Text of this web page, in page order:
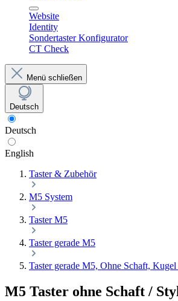
Website
Identity
Sondertaster Konfigurator
CT Check
Menü schließen
Deutsch
Deutsch
English
Taster & Zubehör
M5 System
Taster M5
Taster gerade M5
Taster gerade M5, Ohne Schaft,
M5 Taster ohne Schaft /